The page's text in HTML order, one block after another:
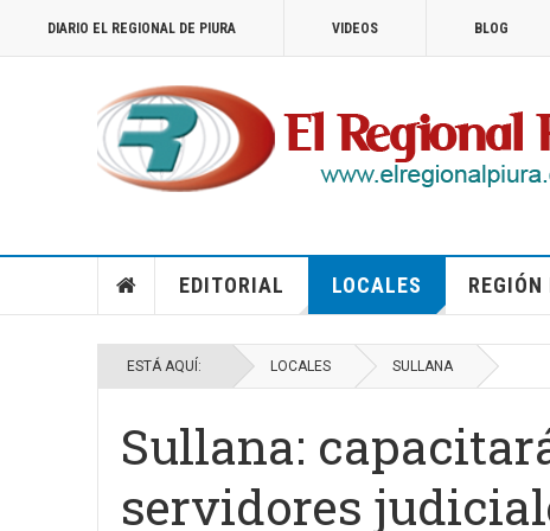
DIARIO EL REGIONAL DE PIURA VIDEOS BLOG
EDITORIAL LOCALES REGIÓN
ESTÁ AQUÍ: LOCALES SULLANA
Sullana:
servidores